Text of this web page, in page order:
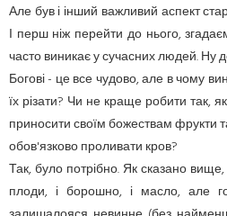
Але був і інший важливий аспект
І перш ніж перейти до нього,
часто виникає у сучасних людей. Ну
Богові - це все чудово, але в чому
їх різати? Чи не краще робити так,
приносити своїм божествам фрукти
обов'язково проливати кров?
Так, було потрібно. Як сказано
плоди, і борошно, і масло, але